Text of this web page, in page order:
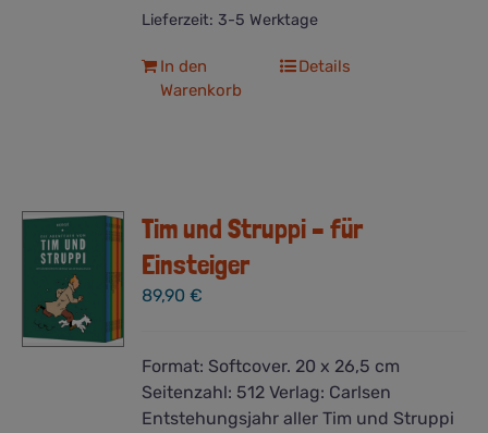
Lieferzeit: 3-5 Werktage
In den
Warenkorb
Details
Tim und Struppi – für
Einsteiger
89,90€
Format: Softcover. 20 x 26,5 cm
Seitenzahl: 512Verlag: Carlsen
Entstehungsjahr aller Tim und Struppi